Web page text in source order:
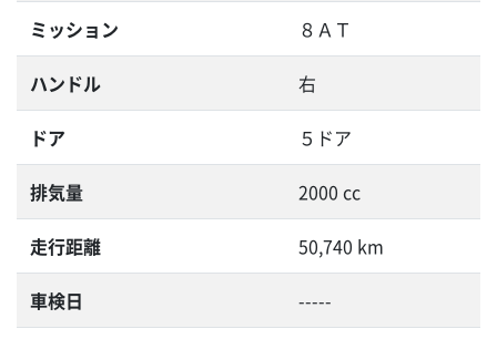
ミッション ８ＡＴ
ハンドル 右
ドア ５ドア
排気量 2000 cc
走行距離 50,740 km
車検日 -----